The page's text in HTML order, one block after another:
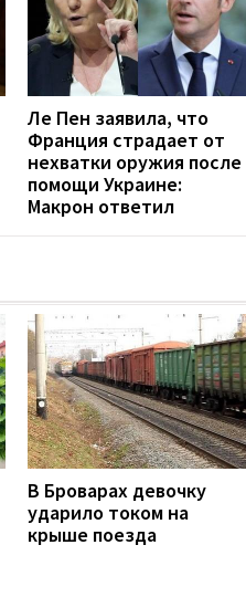
Ле Пен заявила, что
Франция страдает от
нехватки оружия после
помощи Украине:
Макрон ответил
В Броварах девочку
ударило током на
крыше поезда